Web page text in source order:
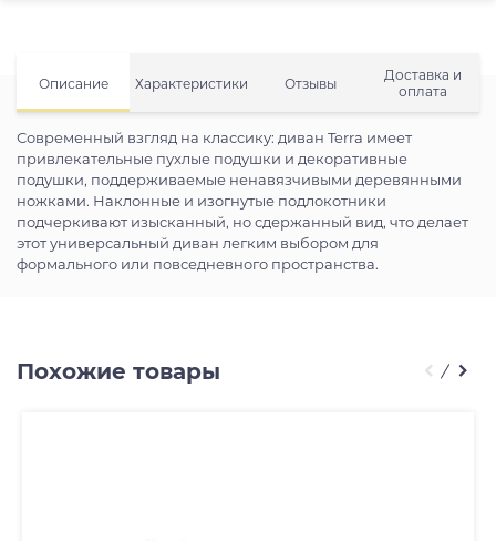
Описание Характеристики Отзывы
Доставка и
оплата
Современный взгляд на классику: диван Terra имеет
привлекательные пухлые подушки и декоративные
подушки, поддерживаемые ненавязчивыми деревянными
ножками. Наклонные и изогнутые подлокотники
подчеркивают изысканный, но сдержанный вид, что делает
этот универсальный диван легким выбором для
формального или повседневного пространства.
Похожие товары